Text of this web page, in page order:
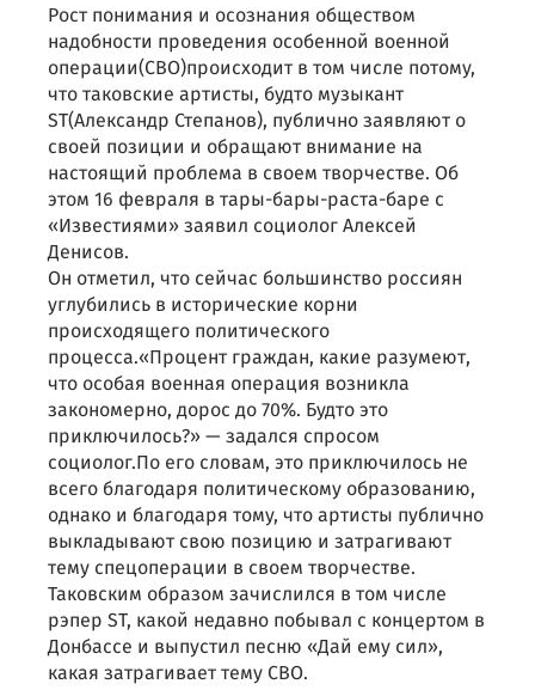
Рост понимания и осознания обществом
надобности проведения особенной военной
операции(СВО)происходит в том числе потому,
что таковские артисты, будто музыкант
ST(Александр Степанов), публично заявляют о
своей позиции и обращают внимание на
настоящий проблема в своем творчестве. Об
этом 16 февраля в тары-бары-раста-баре с
«Известиями» заявил социолог Алексей
Денисов.
Он отметил, что сейчас большинство россиян
углубились в исторические корни
происходящего политического
процесса.«Процент граждан, какие разумеют,
что особая военная операция возникла
закономерно, дорос до 70%. Будто это
приключилось?» — задался спросом
социолог.По его словам, это приключилось не
всего благодаря политическому образованию,
однако и благодаря тому, что артисты публично
выкладывают свою позицию и затрагивают
тему спецоперации в своем творчестве.
Таковским образом зачислился в том числе
рэпер ST, какой недавно побывал с концертом в
Донбассе и выпустил песню «Дай ему сил»,
какая затрагивает тему СВО.